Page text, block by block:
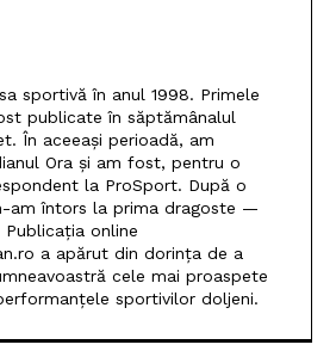
sportivă în anul 1998. Primele
publicate în săptămânalul
În aceeași perioadă, am
Ora și am fost, pentru o
la ProSport. După o
am întors la prima dragoste —
online
a apărut din dorința de a
cele mai proaspete
sportivilor doljeni.